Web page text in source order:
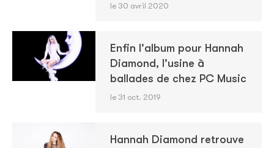
le 30 avril 2020
Enfin l'album pour Hannah
Diamond, l'usine à
ballades de chez PC Music
le 31 oct. 2019
Hannah Diamond retrouve